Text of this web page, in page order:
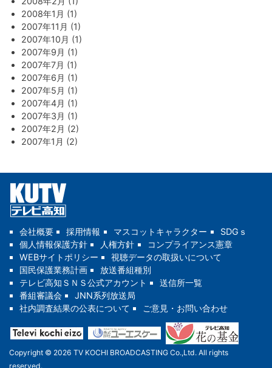
2008年1月 (1)
2007年11月 (1)
2007年10月 (1)
2007年9月 (1)
2007年7月 (1)
2007年6月 (1)
2007年5月 (1)
2007年4月 (1)
2007年3月 (1)
2007年2月 (2)
2007年1月 (2)
会社概要 採用情報 マスコットキャラクター
SDGｓ
個人情報保護方針
人権方針
コンプライアンス憲章
WEBサイトポリシー
視聴データの取扱いについて
国民保護業務計画
放送番組種別
テレビ高知ＳＮＳ公式アカウント
送信所一覧
番組審議会
JNN系列放送局
社内調査結果の公表について
ご意見・お問い合わせ
Copyright © 2026 TV KOCHI BROADCASTING Co.,Ltd. All rights
reserved.